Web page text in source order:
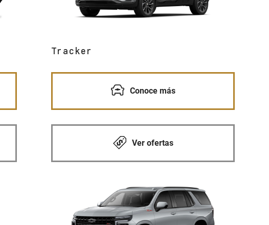
Tracker
Conoce más
Ver ofertas